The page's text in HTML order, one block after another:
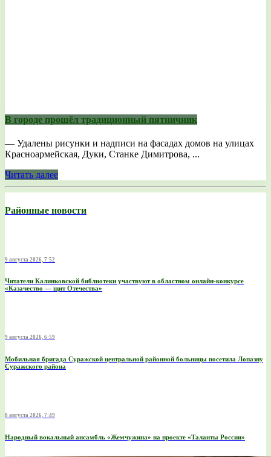
В городе прошёл традиционный пятничник
— Удалены рисунки и надписи на фасадах домов на улицах
Красноармейская, Дуки, Станке Димитрова, ...
Читать далее
Районные новости
9 августа 2026, 7:52
Читатели Калинковской библиотеки участвуют в областном онлайн-конкурсе
«Казачество — щит Отечества»
9 августа 2026, 6:59
Мобильная бригада Суражской центральной районной больницы посетила Лопазну
Суражского района
8 августа 2026, 7:49
Народный вокальный ансамбль «Жемчужина» на проекте «Таланты России»